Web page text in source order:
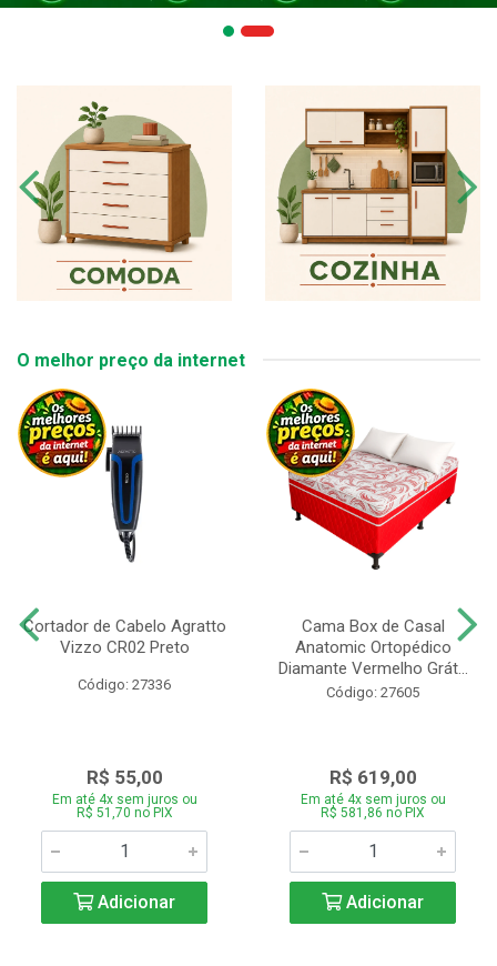
O melhor preço da internet
Cortador de Cabelo Agratto
Vizzo CR02 Preto
Código: 27336
R$ 55,00
Em até 4x sem juros ou
R$ 51,70 no PIX
Adicionar
Cama Box de Casal
Anatomic Ortopédico
Diamante Vermelho Grát...
Código: 27605
R$ 619,00
Em até 4x sem juros ou
R$ 581,86 no PIX
Adicionar